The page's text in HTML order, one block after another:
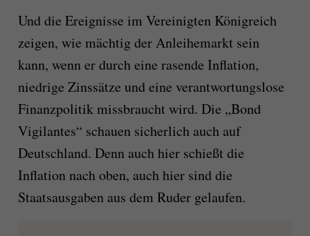
Und die Ereignisse im Vereinigten Königreich
zeigen, wie mächtig der Anleihemarkt sein
kann, wenn er durch eine rasende Inflation,
niedrige Zinssätze und eine verantwortungslose
Finanzpolitik missbraucht wird. Die „Bond
Vigilantes“ schauen sicherlich auch auf
Deutschland. Denn auch hier schießt die
Inflation nach oben, auch hier sind die
Staatsausgaben aus dem Ruder gelaufen.